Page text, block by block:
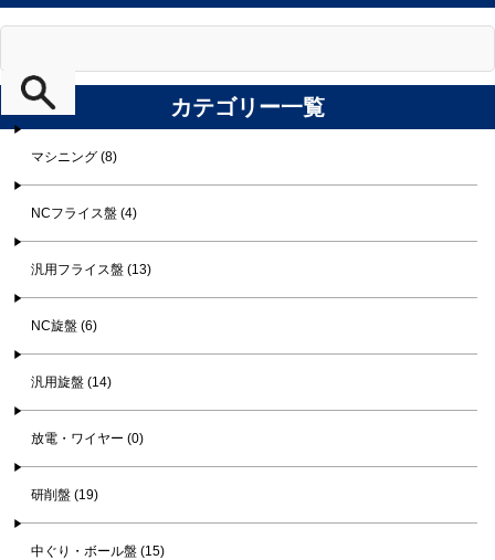
カテゴリー一覧
マシニング (8)
NCフライス盤 (4)
汎用フライス盤 (13)
NC旋盤 (6)
汎用旋盤 (14)
放電・ワイヤー (0)
研削盤 (19)
中ぐり・ボール盤 (15)